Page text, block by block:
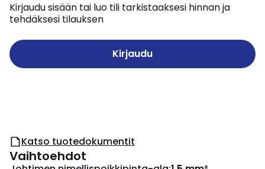
Kirjaudu sisään tai luo tili tarkistaaksesi hinnan ja
tehdäksesi tilauksen
Kirjaudu
Katso tuotedokumentit
Vaihtoehdot